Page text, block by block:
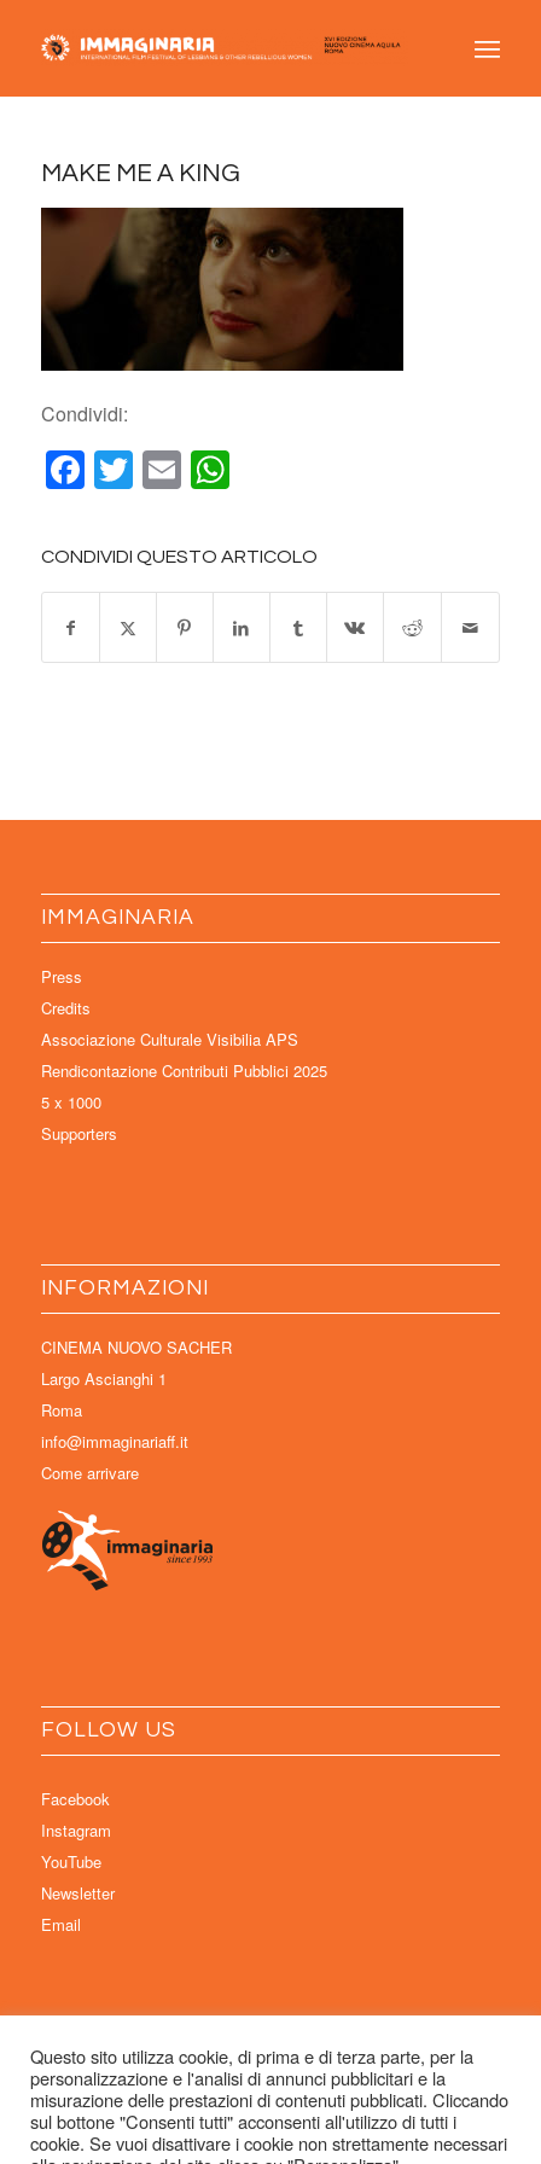
MAKE ME A KING
Condividi:
Facebook
Twitter
EmailWhatsApp
CONDIVIDI QUESTO ARTICOLO
IMMAGINARIA
Press
Credits
Associazione Culturale Visibilia APS
Rendicontazione Contributi Pubblici 2025
5 x 1000
Supporters
INFORMAZIONI
CINEMA NUOVO SACHER
Largo Ascianghi 1
Roma
info@immaginariaff.it
Come arrivare
FOLLOW US
Facebook
Instagram
YouTube
Newsletter
Email
© Copyright 2026 Immaginaria International Film Festival - Un progetto di:
Associazione Culturale Visibilia APS – Sede legale: Studio Commercialista
Dott.ssa Michela Sabattini, via D’Azeglio 71, 40123 Bologna –
Questo sito utilizza cookie, di prima e di terza parte, per la
personalizzazione e l'analisi di annunci pubblicitari e la
misurazione delle prestazioni di contenuti pubblicati. Cliccando
sul bottone "Consenti tutti" acconsenti all'utilizzo di tutti i
cookie. Se vuoi disattivare i cookie non strettamente necessari